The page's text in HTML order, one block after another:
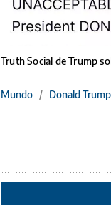
Truth Social de Trump
Mundo / Donald Trump